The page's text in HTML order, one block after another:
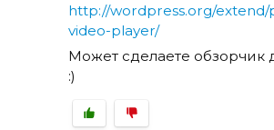
http://wordpress.org/extend/
video-player/
Может сделаете обзорчик
:)